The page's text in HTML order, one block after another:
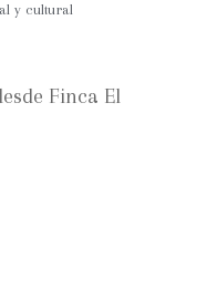
y cultural